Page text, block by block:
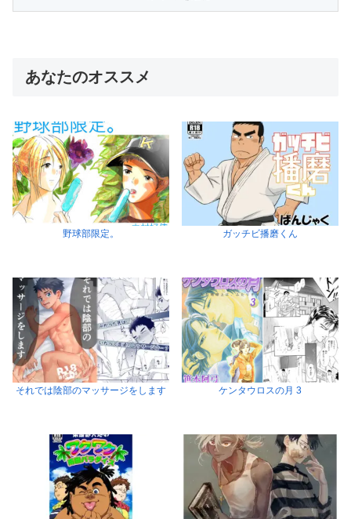
あなたのオススメ
野球部限定。 ガッチビ播磨くん
それでは陰部のマッサージをします ケンタウロスの月 3